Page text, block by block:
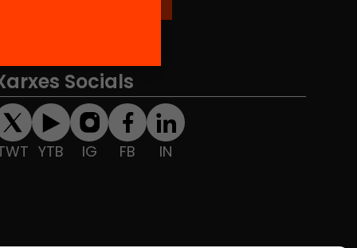
Socials
YTB IG FB IN